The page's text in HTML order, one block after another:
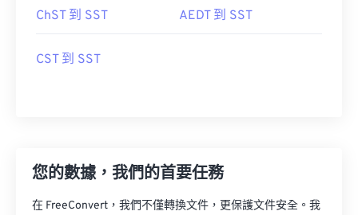
ChST 到 SST AEDT 到 SST
CST 到 SST
您的數據，我們的首要任務
在 FreeConvert，我們不僅轉換文件，更保護文件安全。我